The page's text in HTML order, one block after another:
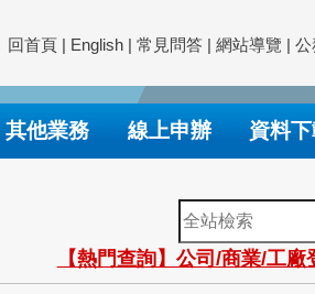
回首頁 | English | 常見問答 | 網站導覽 | 公
其他業務 線上申辦 資料
全
站
檢
索
【熱門查詢】公司/商業/工廠